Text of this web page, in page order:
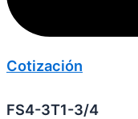
Cotización
FS4-3T1-3/4